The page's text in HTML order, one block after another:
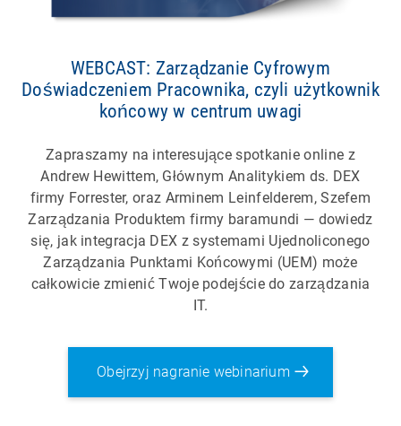
WEBCAST: Zarządzanie Cyfrowym
Doświadczeniem Pracownika, czyli użytkownik
końcowy w centrum uwagi
Zapraszamy na interesujące spotkanie online z
Andrew Hewittem, Głównym Analitykiem ds. DEX
firmy Forrester, oraz Arminem Leinfelderem, Szefem
Zarządzania Produktem firmy baramundi — dowiedz
się, jak integracja DEX z systemami Ujednoliconego
Zarządzania Punktami Końcowymi (UEM) może
całkowicie zmienić Twoje podejście do zarządzania
IT.
Obejrzyj nagranie webinarium